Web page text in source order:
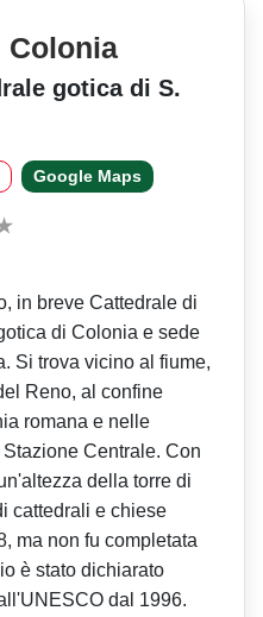
Colonia
gotica di S.
Google Maps
in breve Cattedrale di
di Colonia e sede
Si trova vicino al fiume,
Reno, al confine
romana e nelle
Centrale. Con
della torre di
cattedrali e chiese
ma non fu completata
è stato dichiarato
dal 1996.